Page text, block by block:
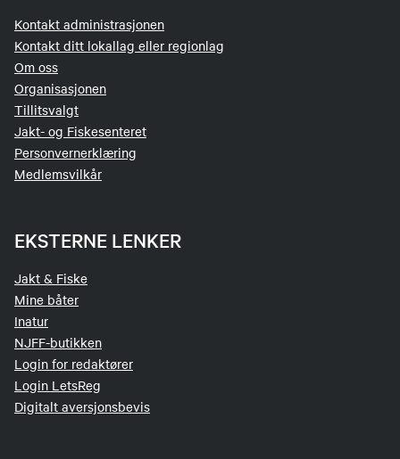
Kontakt administrasjonen
Kontakt ditt lokallag eller regionlag
Om oss
Organisasjonen
Tillitsvalgt
Jakt- og Fiskesenteret
Personvernerklæring
Medlemsvilkår
EKSTERNE LENKER
Jakt & Fiske
Mine båter
Inatur
NJFF-butikken
Login for redaktører
Login LetsReg
Digitalt aversjonsbevis